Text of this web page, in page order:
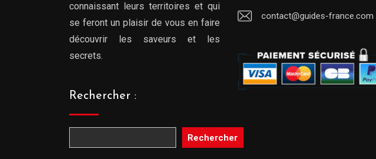
connaissant leurs territoires et qui
se feront un plaisir de vous en faire
découvrir les saveurs et les
secrets.
Rechercher :
Rechercher
contact@guides-france.com